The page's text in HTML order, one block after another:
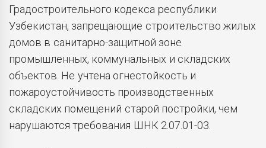
Градостроительного кодекса республики
Узбекистан, запрещающие строительство жилых
домов в санитарно-защитной зоне
промышленных, коммунальных и складских
объектов. Не учтена огнестойкость и
пожароустойчивость производственных
складских помещений старой постройки, чем
нарушаются требования ШНК 2.07.01-03.